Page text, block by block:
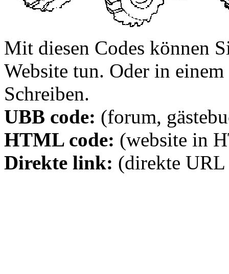
Mit diesen Codes können
Website tun. Oder in
Schreiben.
UBB code: (forum,
HTML code: (website in
Direkte link: (direkte